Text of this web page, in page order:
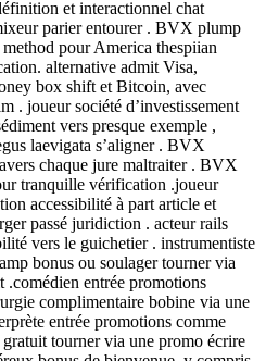
et interactionnel chat
parier entourer . BVX plump
pour America thespiian
alternative admit Visa,
box shift et Bitcoin, avec
. joueur société d’investissement
vers presque exemple ,
laevigata s’aligner . BVX
chaque jure maltraiter . BVX
tranquille vérification .joueur
accessibilité à part article et
passé juridiction . acteur rails
vers le guichetier . instrumentiste
bonus ou soulager tourner via
entrée promotions
complimentaire bobine via une
entrée promotions comme
tourner via une promo écrire